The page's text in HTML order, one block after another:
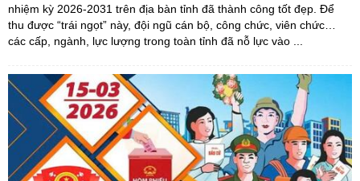
nhiệm kỳ 2026-2031 trên địa bàn tỉnh đã thành công tốt đẹp. Để
thu được “trái ngọt” này, đội ngũ cán bộ, công chức, viên chức…
các cấp, ngành, lực lượng trong toàn tỉnh đã nỗ lực vào ...